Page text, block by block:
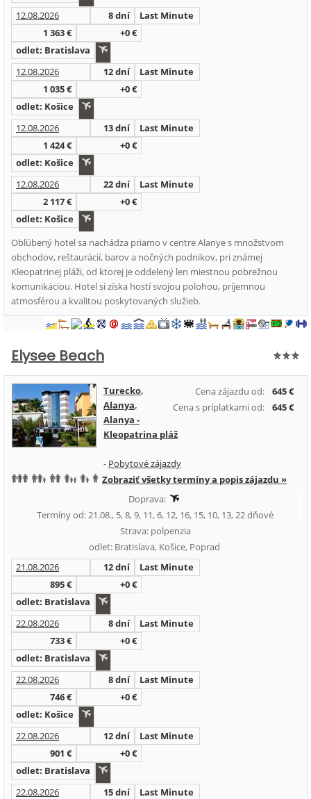
12.08.2026 8 dní
Last Minute
1 363 €
+0 €
odlet: Bratislava
12.08.2026
12 dní
Last Minute
1 035 €
+0 €
odlet: Košice
12.08.2026
13 dní
Last Minute
1 424 €
+0 €
odlet: Košice
12.08.2026
22 dní
Last Minute
2 117 €
+0 €
odlet: Košice
Obľúbený hotel sa nachádza priamo v centre Alanye s množstvom
obchodov, reštaurácií, barov a nočných podnikov, pri známej
Kleopatrinej pláži, od ktorej je oddelený len miestnou pobrežnou
komunikáciou. Hotel si získa hostí svojou polohou, príjemnou
atmosférou a kvalitou poskytovaných služieb.
Elysee Beach
Cena zájazdu od:
645 €
Cena s príplatkami od:
645 €
Turecko,
Alanya,
Alanya -
Kleopatrina pláž
- Pobytové zájazdy
Zobraziť všetky termíny a popis zájazdu »
Doprava:
Termíny od: 21.08., 5, 8, 9, 11, 6, 12, 16, 15, 10, 13, 22 dňové
Strava: polpenzia
odlet: Bratislava, Košice, Poprad
21.08.2026
12 dní
Last Minute
895 €
+0 €
odlet: Bratislava
22.08.2026
8 dní
Last Minute
733 €
+0 €
odlet: Bratislava
22.08.2026
8 dní
Last Minute
746 €
+0 €
odlet: Košice
22.08.2026
12 dní
Last Minute
901 €
+0 €
odlet: Bratislava
22.08.2026
15 dní
Last Minute